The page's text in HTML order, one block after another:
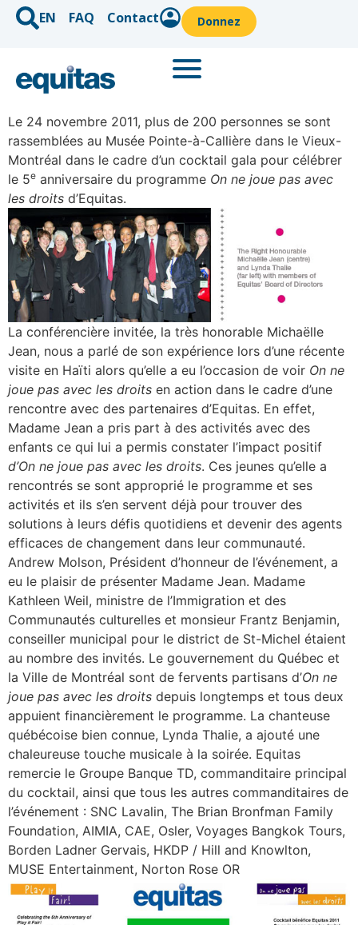
EN FAQ Contact Donnez
Le 24 novembre 2011, plus de 200 personnes se sont
rassemblées au Musée Pointe-à-Callière dans le Vieux-
Montréal dans le cadre d’un cocktail gala pour célébrer
le 5e anniversaire du programme On ne joue pas avec
les droits d’Equitas.
La conférencière invitée, la très honorable Michaëlle
Jean, nous a parlé de son expérience lors d’une récente
visite en Haïti alors qu’elle a eu l’occasion de voir On ne
joue pas avec les droits en action dans le cadre d’une
rencontre avec des partenaires d’Equitas. En effet,
Madame Jean a pris part à des activités avec des
enfants ce qui lui a permis constater l’impact positif
d’On ne joue pas avec les droits. Ces jeunes qu’elle a
rencontrés se sont approprié le programme et ses
activités et ils s’en servent déjà pour trouver des
solutions à leurs défis quotidiens et devenir des agents
efficaces de changement dans leur communauté.
Andrew Molson, Président d’honneur de l’événement, a
eu le plaisir de présenter Madame Jean. Madame
Kathleen Weil, ministre de l’Immigration et des
Communautés culturelles et monsieur Frantz Benjamin,
conseiller municipal pour le district de St-Michel étaient
au nombre des invités. Le gouvernement du Québec et
la Ville de Montréal sont de fervents partisans d’On ne
joue pas avec les droits depuis longtemps et tous deux
appuient financièrement le programme. La chanteuse
québécoise bien connue, Lynda Thalie, a ajouté une
chaleureuse touche musicale à la soirée. Equitas
remercie le Groupe Banque TD, commanditaire principal
du cocktail, ainsi que tous les autres commanditaires de
l’événement : SNC Lavalin, The Brian Bronfman Family
Foundation, AIMIA, CAE, Osler, Voyages Bangkok Tours,
Borden Ladner Gervais, HKDP / Hill and Knowlton,
MUSE Entertainment, Norton Rose OR